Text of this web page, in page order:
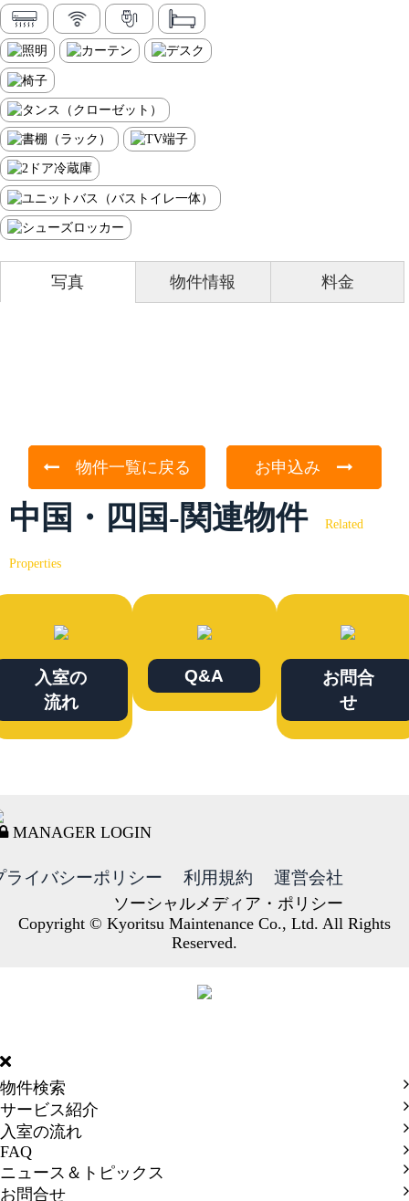
写真 物件情報 料金
物件一覧に戻る お申込み
中国・四国-関連物件 Related
Properties
入室の
流れ
Q&A
お問合
せ
MANAGER LOGIN
ライバシーポリシー 利用規約 運営会社
ソーシャルメディア・ポリシー
Copyright © Kyoritsu Maintenance Co., Ltd. All Rights
Reserved.
物件検索
サービス紹介
入室の流れ
FAQ
ニュース＆トピックス
お問合せ